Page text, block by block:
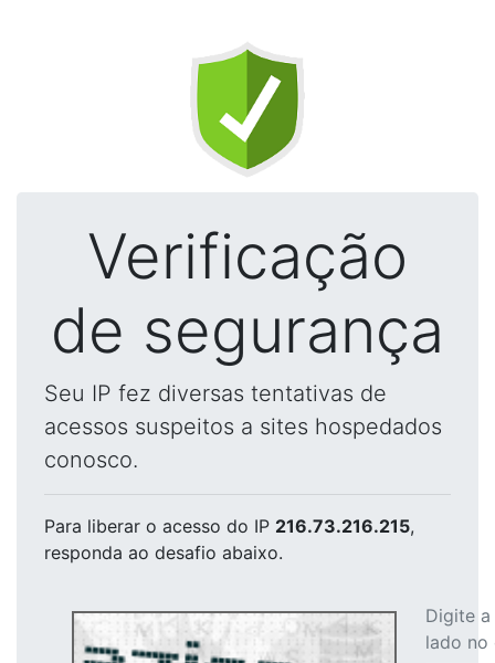
Verificação
de segurança
Seu IP fez diversas tentativas de
acessos suspeitos a sites hospedados
conosco.
Para liberar o acesso do IP 216.73.216.215,
responda ao desafio abaixo.
Digite
lado no